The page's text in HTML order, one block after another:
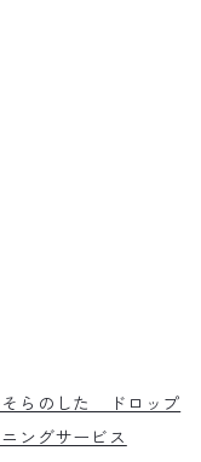
そらのした
ドロップ
ングサービス